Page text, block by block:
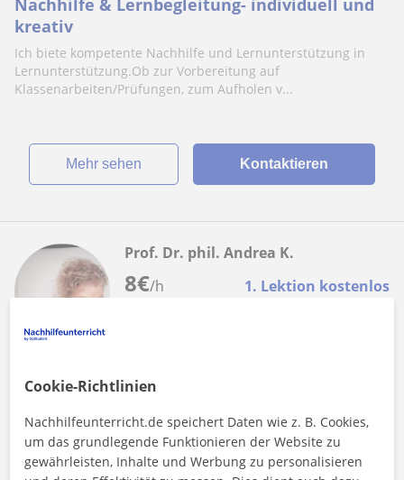
Nachhilfe & Lernbegleitung- individuell und
kreativ
Ich biete kompetente Nachhilfe und Lernunterstützung in
Lernunterstützung.Ob zur Vorbereitung auf
Klassenarbeiten/Prüfungen, zum Aufholen v...
Mehr sehen Kontaktieren
8€/h 1. Lektion kostenlos
Prof. Dr. phil. Andrea K.
Philosophie
Das Leben verstehen - mich verstehen -
meine Gegenüber verstehen
Cookie-Richtlinien
Nachhilfeunterricht.de speichert Daten wie z. B. Cookies,
um das grundlegende Funktionieren der Website zu
gewährleisten, Inhalte und Werbung zu personalisieren